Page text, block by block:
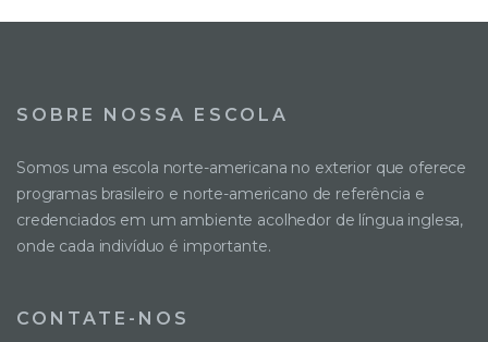
SOBRE NOSSA ESCOLA
Somos uma escola norte-americana no exterior que oferece
programas brasileiro e norte-americano de referência e
credenciados em um ambiente acolhedor de língua inglesa,
onde cada indivíduo é importante.
CONTATE-NOS